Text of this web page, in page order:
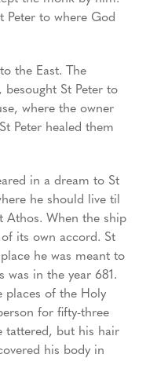
Peter to where God
the East. The
St Peter to
where the owner
Peter healed them
in a dream to St
he should live til
Athos. When the ship
its own accord. St
he was meant to
was in the year 681.
places of the Holy
for fifty-three
tattered, but his hair
his body in